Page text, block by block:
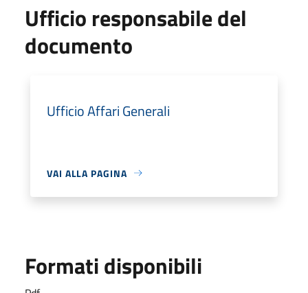
Ufficio responsabile del
documento
Ufficio Affari Generali
VAI ALLA PAGINA
Formati disponibili